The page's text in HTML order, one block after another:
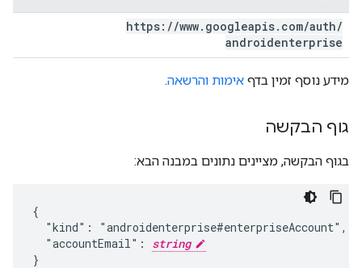
https: //www. googleapis. com/auth/
androidenterprise
מידע נוסף זמין בדף אימות והרשאה.
גוף הבקשה
בגוף הבקשה, מציינים נתונים במבנה הבא:
{
  "kind": "androidenterprise#enterpriseAccount",
  "accountEmail":
string
}